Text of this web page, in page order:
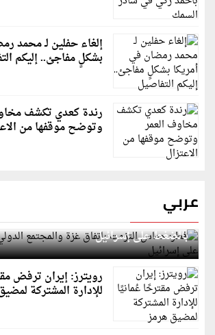
إلغاء حفلين لـ محمد
بشكلٍ مفاجئ.. إليكم
رندة كعدي تكشف
وتوضح موقفها من
عربي
قطر: حماس التزمت باتفاق غزة والمجتمع
بالضغط على إسرائيل
رويترز: إيران ترفض
للإدارة المشتركة